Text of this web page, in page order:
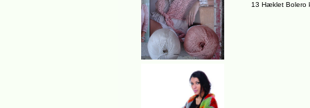
13 Hæklet Bolero